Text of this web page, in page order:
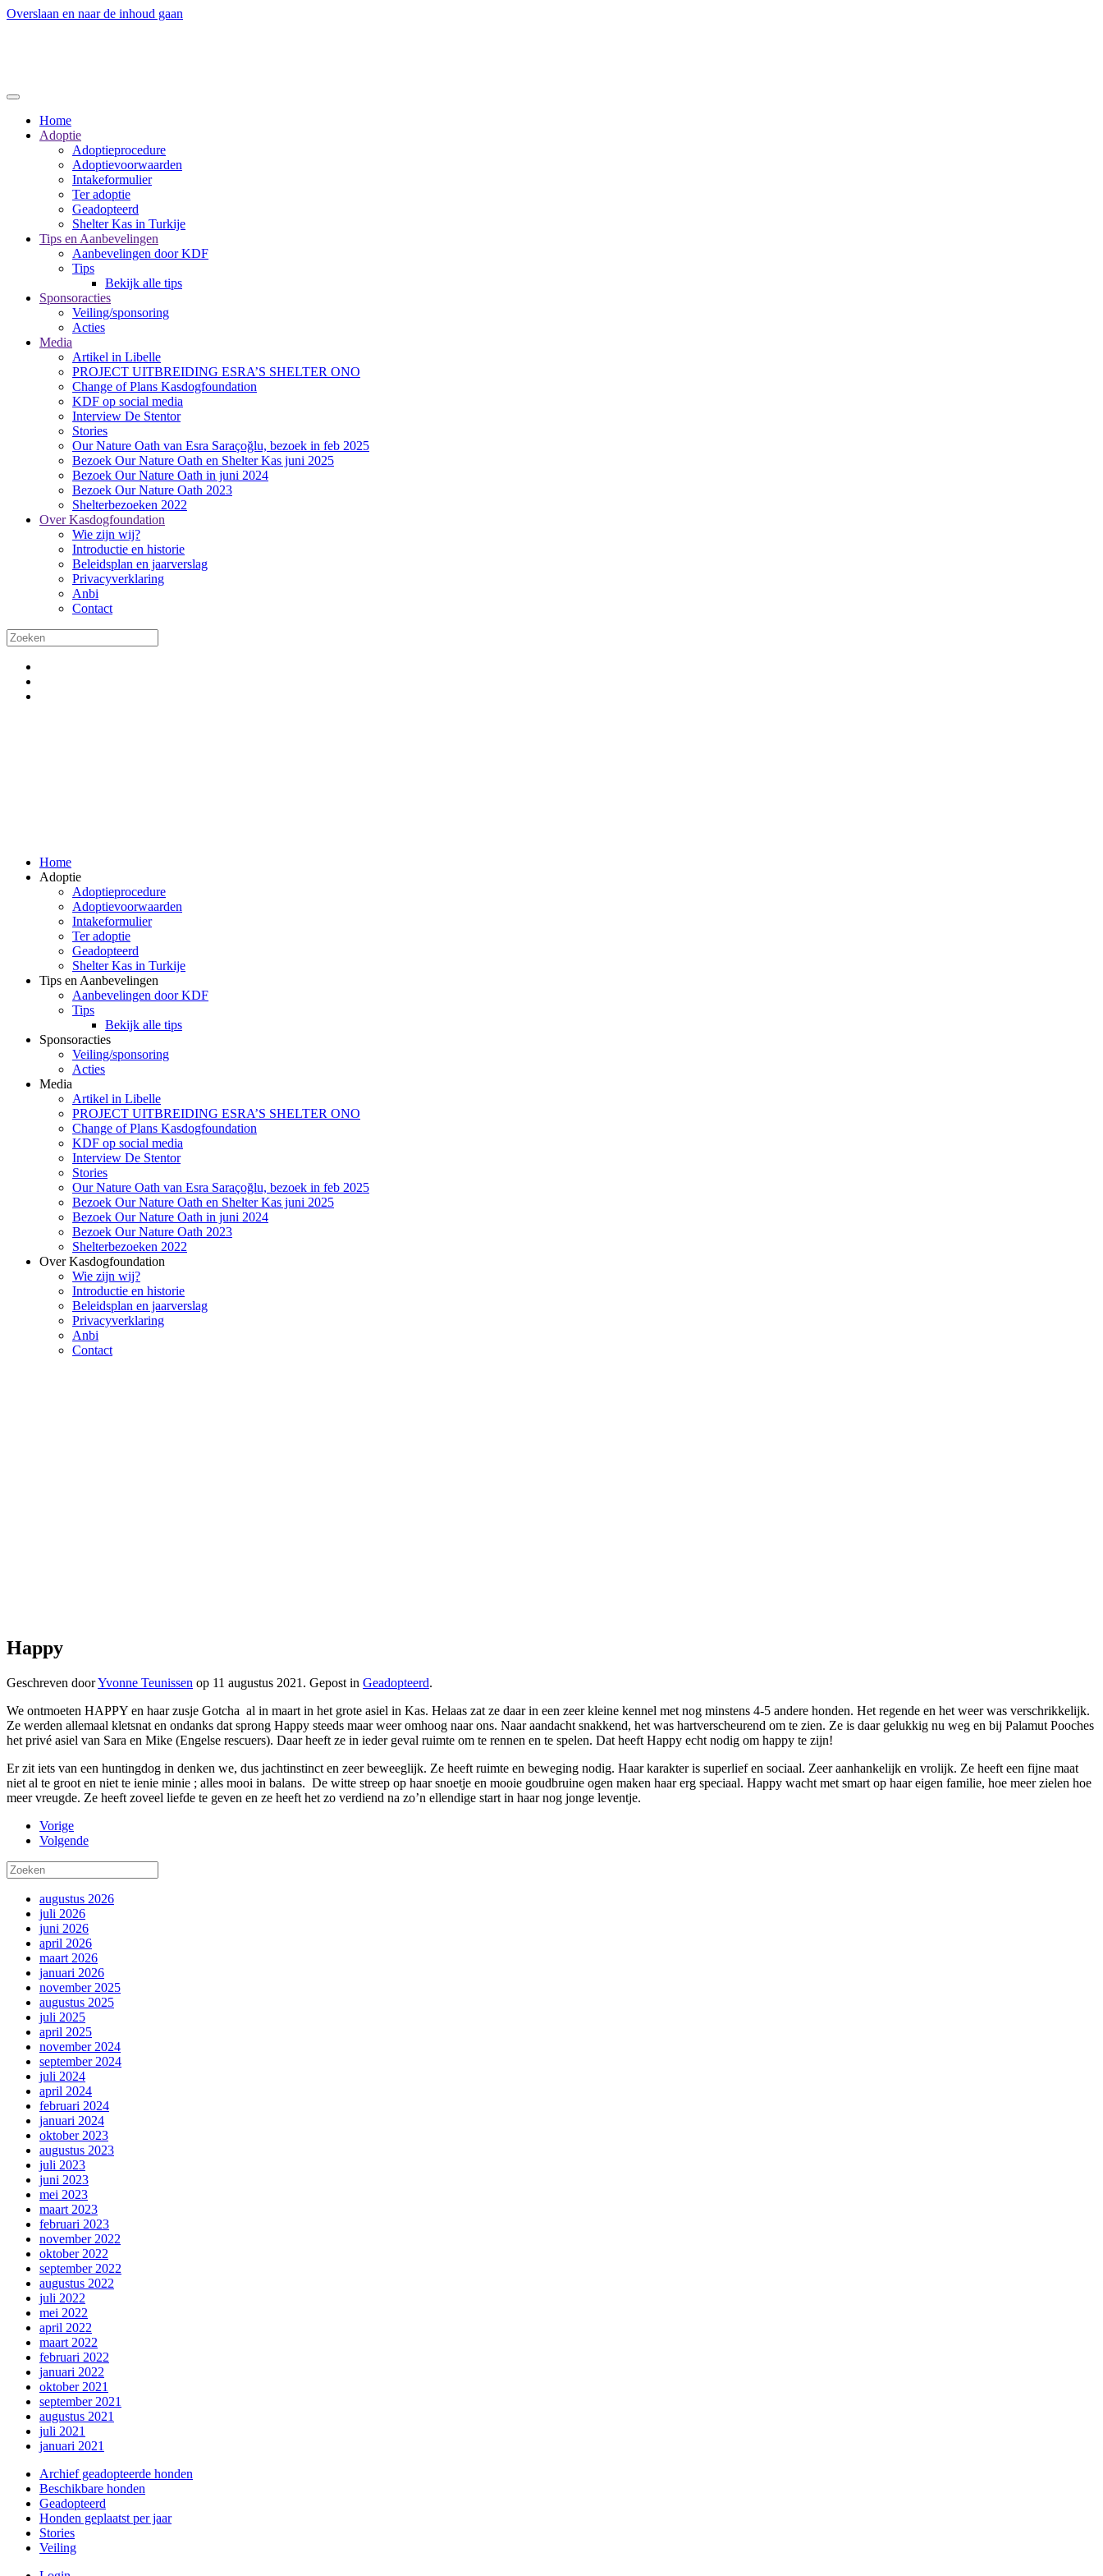
Overslaan en naar de inhoud gaan
Home
Adoptie
Adoptieprocedure
Adoptievoorwaarden
Intakeformulier
Ter adoptie
Geadopteerd
Shelter Kas in Turkije
Tips en Aanbevelingen
Aanbevelingen door KDF
Tips
Bekijk alle tips
Sponsoracties
Veiling/sponsoring
Acties
Media
Artikel in Libelle
PROJECT UITBREIDING ESRA’S SHELTER ONO
Change of Plans Kasdogfoundation
KDF op social media
Interview De Stentor
Stories
Our Nature Oath van Esra Saraçoğlu, bezoek in feb 2025
Bezoek Our Nature Oath en Shelter Kas juni 2025
Bezoek Our Nature Oath in juni 2024
Bezoek Our Nature Oath 2023
Shelterbezoeken 2022
Over Kasdogfoundation
Wie zijn wij?
Introductie en historie
Beleidsplan en jaarverslag
Privacyverklaring
Anbi
Contact
Home
Adoptie
Adoptieprocedure
Adoptievoorwaarden
Intakeformulier
Ter adoptie
Geadopteerd
Shelter Kas in Turkije
Tips en Aanbevelingen
Aanbevelingen door KDF
Tips
Bekijk alle tips
Sponsoracties
Veiling/sponsoring
Acties
Media
Artikel in Libelle
PROJECT UITBREIDING ESRA’S SHELTER ONO
Change of Plans Kasdogfoundation
KDF op social media
Interview De Stentor
Stories
Our Nature Oath van Esra Saraçoğlu, bezoek in feb 2025
Bezoek Our Nature Oath en Shelter Kas juni 2025
Bezoek Our Nature Oath in juni 2024
Bezoek Our Nature Oath 2023
Shelterbezoeken 2022
Over Kasdogfoundation
Wie zijn wij?
Introductie en historie
Beleidsplan en jaarverslag
Privacyverklaring
Anbi
Contact
Happy
Geschreven doorYvonne Teunissen op 11 augustus 2021 . Gepost in Geadopteerd.
We ontmoeten HAPPY en haar zusje Gotcha al in maart in het grote asiel in Kas. Helaas zat ze daar in een zeer kleine kennel met nog minstens 4-5 andere honden. Het regende en het weer was verschrikkelijk.
Ze werden allemaal kletsnat en ondanks dat sprong Happy steeds maar weer omhoog naar ons. Naar aandacht snakkend, het was hartverscheurend om te zien. Ze is daar gelukkig nu weg en bij Palamut Pooches
het privé asiel van Sara en Mike (Engelse rescuers). Daar heeft ze in ieder geval ruimte om te rennen en te spelen. Dat heeft Happy echt nodig om happy te zijn!
Er zit iets van een huntingdog in denken we, dus jachtinstinct en zeer beweeglijk. Ze heeft ruimte en beweging nodig. Haar karakter is superlief en sociaal. Zeer aanhankelijk en vrolijk. Ze heeft een fijne maat
niet al te groot en niet te ienie minie ; alles mooi in balans. De witte streep op haar snoetje en mooie goudbruine ogen maken haar erg speciaal. Happy wacht met smart op haar eigen familie, hoe meer zielen hoe
meer vreugde. Ze heeft zoveel liefde te geven en ze heeft het zo verdiend na zo’n ellendige start in haar nog jonge leventje.
Vorige
Volgende
augustus 2026
juli 2026
juni 2026
april 2026
maart 2026
januari 2026
november 2025
augustus 2025
juli 2025
april 2025
november 2024
september 2024
juli 2024
april 2024
februari 2024
januari 2024
oktober 2023
augustus 2023
juli 2023
juni 2023
mei 2023
maart 2023
februari 2023
november 2022
oktober 2022
september 2022
augustus 2022
juli 2022
mei 2022
april 2022
maart 2022
februari 2022
januari 2022
oktober 2021
september 2021
augustus 2021
juli 2021
januari 2021
Archief geadopteerde honden
Beschikbare honden
Geadopteerd
Honden geplaatst per jaar
Stories
Veiling